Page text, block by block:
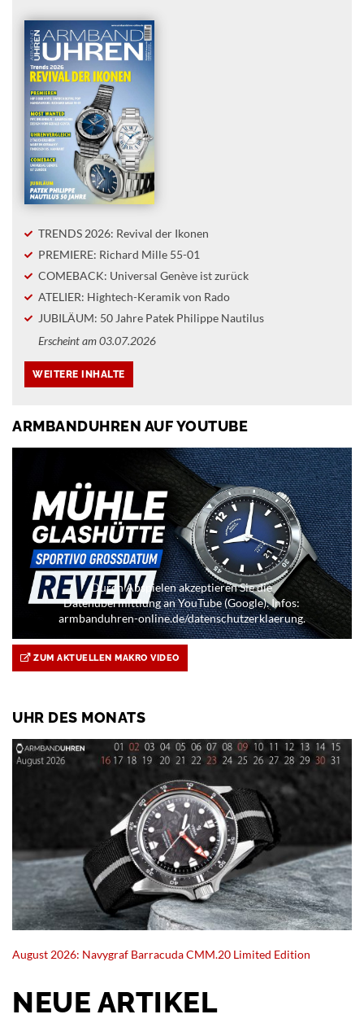
TRENDS 2026: Revival der Ikonen
PREMIERE: Richard Mille 55-01
COMEBACK: Universal Genève ist zurück
ATELIER: Hightech-Keramik von Rado
JUBILÄUM: 50 Jahre Patek Philippe Nautilus
Erscheint am 03.07.2026
ARMBANDUHREN AUF YOUTUBE
Durch Abspielen akzeptieren Sie die
Datenübermittlung an YouTube (Google). Infos:
armbanduhren-online.de/datenschutzerklaerung.
ZUM AKTUELLEN MAKRO VIDEO
UHR DES MONATS
August 2026: Navygraf Barracuda CMM.20 Limited Edition
NEUE ARTIKEL